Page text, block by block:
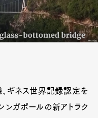
ギネス世界記録認定を
ンガポールの新アトラク